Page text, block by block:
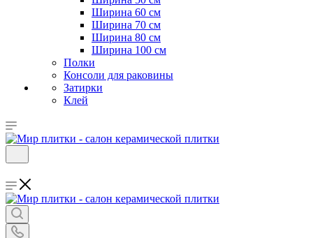
Ширина 60 см
Ширина 70 см
Ширина 80 см
Ширина 100 см
Полки
Консоли для раковины
Затирки
Клей